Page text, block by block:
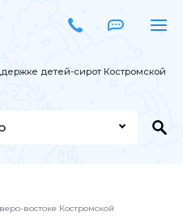
детей-сирот Костромской
востоке Костромской